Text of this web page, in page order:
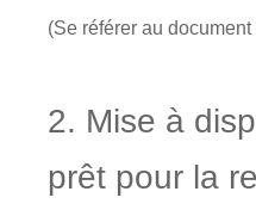
(Se référer au
2. Mise à
prêt pour la